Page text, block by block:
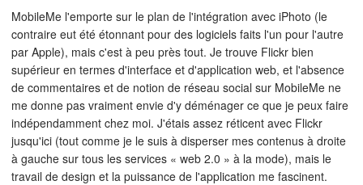
MobileMe l'emporte sur le plan de l'intégration avec iPhoto (le
contraire eut été étonnant pour des logiciels faits l'un pour l'autre
par Apple), mais c'est à peu près tout. Je trouve Flickr bien
supérieur en termes d'interface et d'application web, et l'absence
de commentaires et de notion de réseau social sur MobileMe ne
me donne pas vraiment envie d'y déménager ce que je peux faire
indépendamment chez moi. J'étais assez réticent avec Flickr
jusqu'ici (tout comme je le suis à disperser mes contenus à droite
à gauche sur tous les services « web 2.0 » à la mode), mais le
travail de design et la puissance de l'application me fascinent.